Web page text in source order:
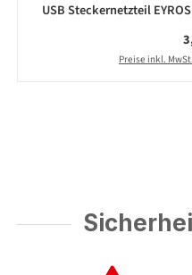
USB Steckernetzteil
Preise inkl.